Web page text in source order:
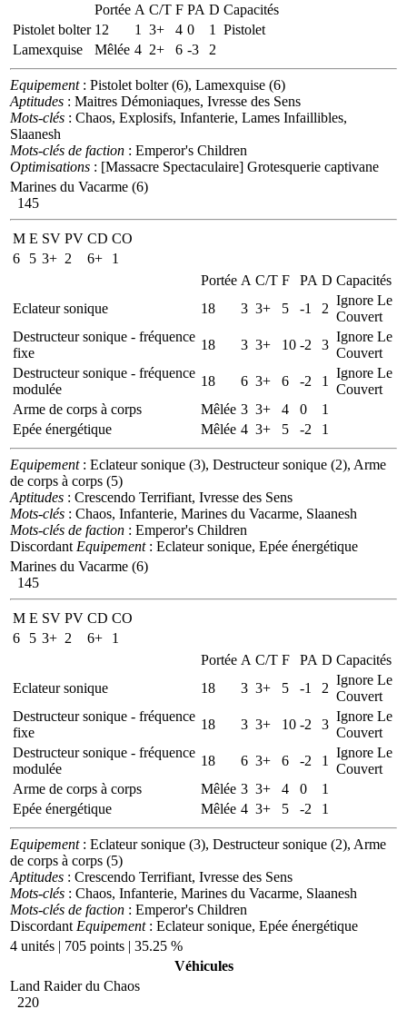
Portée A C/T F PA D Capacités
Pistolet bolter 12 1 3+ 4 0 1
Pistolet
Lamexquise
Mêlée 4 2+ 6 -3 2
Equipement: Pistolet bolter (6), Lamexquise (6)
Aptitudes : Maitres Démoniaques, Ivresse des Sens
Mots-clés : Chaos, Explosifs, Infanterie, Lames Infaillibles,
Slaanesh
Mots-clés de faction : Emperor's Children
Optimisations : [Massacre Spectaculaire] Grotesquerie captivane
Marines du Vacarme (6)
145
M E SV PV CD CO
6
5 3+ 2 6+
1
Portée A C/T F PA D Capacités
Eclateur sonique
18 3 3+ 5 -1 2
Ignore Le
Couvert
Destructeur sonique - fréquence
fixe
18 3 3+ 10 -2 3
Ignore Le
Couvert
Destructeur sonique - fréquence
modulée
18 6 3+ 6 -2 1
Ignore Le
Couvert
Arme de corps à corps
Mêlée 3 3+ 4 0
1
Epée énergétique
Mêlée 4 3+ 5 -2 1
Equipement: Eclateur sonique (3), Destructeur sonique (2), Arme
de corps à corps (5)
Aptitudes : Crescendo Terrifiant, Ivresse des Sens
Mots-clés : Chaos, Infanterie, Marines du Vacarme, Slaanesh
Mots-clés de faction : Emperor's Children
Discordant Equipement: Eclateur sonique, Epée énergétique
Marines du Vacarme (6)
145
M E SV PV CD CO
6
5 3+ 2 6+
1
Portée A C/T F PA D Capacités
Eclateur sonique
18 3 3+ 5 -1 2
Ignore Le
Couvert
Destructeur sonique - fréquence
fixe
18 3 3+ 10 -2 3
Ignore Le
Couvert
Destructeur sonique - fréquence
modulée
18 6 3+ 6 -2 1
Ignore Le
Couvert
Arme de corps à corps
Mêlée 3 3+ 4 0
1
Epée énergétique
Mêlée 4 3+ 5 -2 1
Equipement: Eclateur sonique (3), Destructeur sonique (2), Arme
de corps à corps (5)
Aptitudes : Crescendo Terrifiant, Ivresse des Sens
Mots-clés : Chaos, Infanterie, Marines du Vacarme, Slaanesh
Mots-clés de faction : Emperor's Children
Discordant Equipement: Eclateur sonique, Epée énergétique
4 unités | 705 points | 35.25 %
Véhicules
Land Raider du Chaos
220